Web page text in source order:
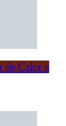
de Calor a